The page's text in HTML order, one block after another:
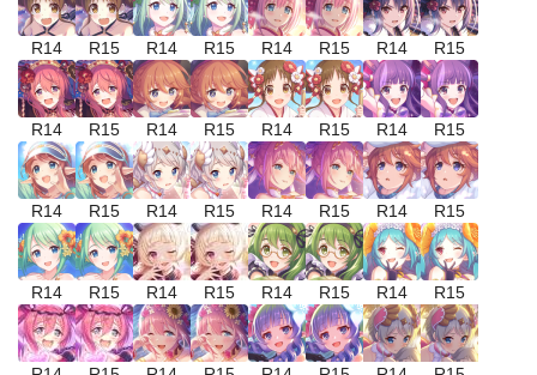
R14 R15 R14 R15 R14 R15 R14 R15
R14 R15 R14 R15 R14 R15 R14 R15
R14 R15 R14 R15 R14 R15 R14 R15
R14 R15 R14 R15 R14 R15 R14 R15